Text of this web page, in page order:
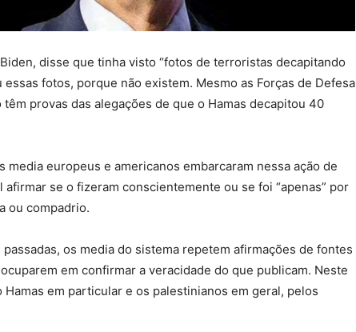
disse que tinha visto “fotos de terroristas decapitando
fotos, porque não existem. Mesmo as Forças de Defesa
provas das alegações de que o Hamas decapitou 40
media europeus e americanos embarcaram nessa ação de
se o fizeram conscientemente ou se foi “apenas” por
ou compadrio.
os media do sistema repetem afirmações de fontes
em confirmar a veracidade do que publicam. Neste
Hamas em particular e os palestinianos em geral, pelos